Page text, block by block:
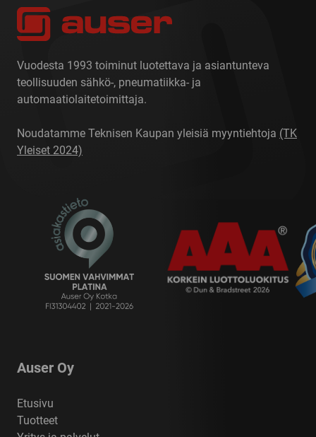
Vuodesta 1993 toiminut luotettava ja asiantunteva
teollisuuden sähkö-, pneumatiikka- ja
automaatiolaitetoimittaja.
Noudatamme Teknisen Kaupan yleisiä myyntiehtoja (TK
Yleiset 2024)
Auser Oy
Etusivu
Tuotteet